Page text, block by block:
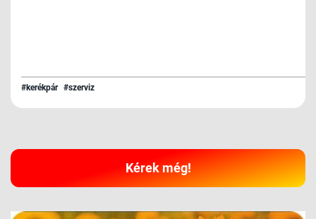
#kerékpár #szerviz
Kérek még!